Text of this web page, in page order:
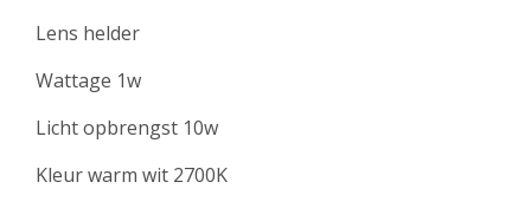
Lens helder
Wattage 1w
Licht opbrengst 10w
Kleur warm wit 2700K